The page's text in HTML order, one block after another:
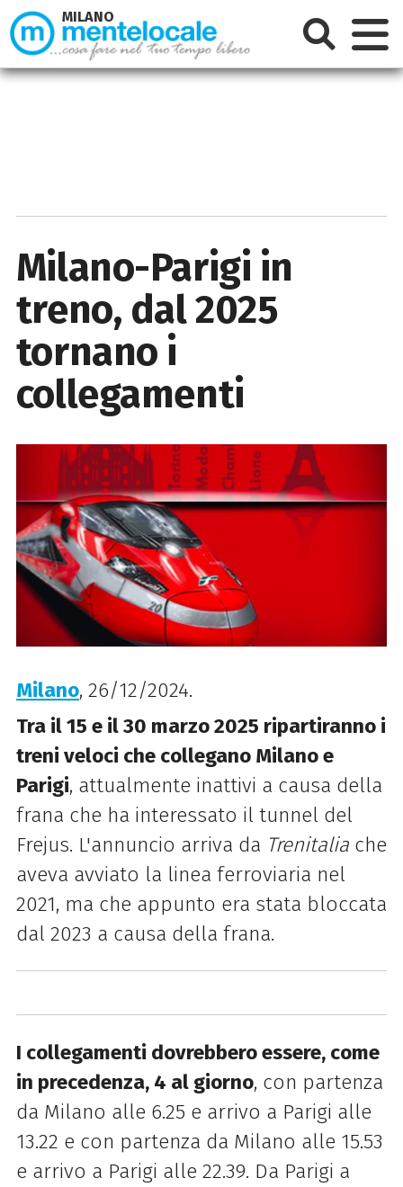
Milano-Parigi in
treno, dal 2025
tornano i
collegamenti
Milano, 26/12/2024.
Tra il 15 e il 30 marzo 2025 ripartiranno i
treni veloci che collegano Milano e
Parigi, attualmente inattivi a causa della
frana che ha interessato il tunnel del
Frejus. L'annuncio arriva da Trenitalia che
aveva avviato la linea ferroviaria nel
2021, ma che appunto era stata bloccata
dal 2023 a causa della frana.
I collegamenti dovrebbero essere, come
in precedenza, 4 al giorno, con partenza
da Milano alle 6.25 e arrivo a Parigi alle
13.22 e con partenza da Milano alle 15.53
e arrivo a Parigi alle 22.39. Da Parigi a
MILANO